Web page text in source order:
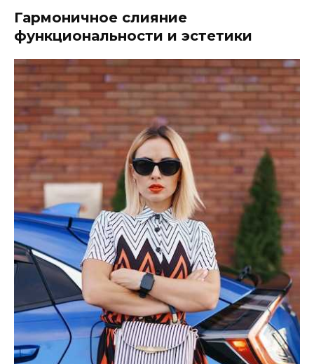
Гармоничное слияние
функциональности и эстетики